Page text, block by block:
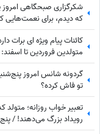
که دیدم، برای نعمت‌هایی
مسیر رسیدن به من
متولدین فروردین تا اسفند:
تو فاش کرده؟
رویداد بزرگ می‌دهند! / پنج‌شنبه 15